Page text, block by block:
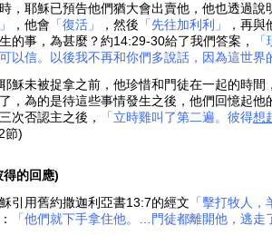
，耶穌已預告他們猶大會出賣他，他也透過
，他會 「復活」 ，然後 「先往加利利」
，再
的事，為甚麼？約14:29-30給了我們答案，
以信。以後我不再和你們多說話，因為這世界
穌未被捉拿之前，他珍惜和門徒在一起的時
，為的是待這些事情發生之後，他們回憶起
次否認主之後，
「立時雞叫了第二遍。彼得想
節)
得的回應)
引用舊約撒迦利亞書13:7的經文 「擊打牧人，
「他們就下手拿住他。…門徒都離開他，逃走